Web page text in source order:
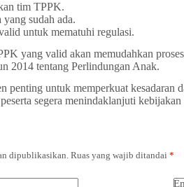
tim TPPK.
sudah ada.
untuk mematuhi regulasi.
yang valid akan memudahkan
2014 tentang Perlindungan Anak.
penting untuk memperkuat kesadaran
segera menindaklanjuti
dipublikasikan. Ruas yang wajib ditandai *